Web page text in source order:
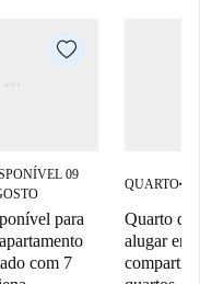
09
para
com 7
QUARTO■
Quarto
alugar em